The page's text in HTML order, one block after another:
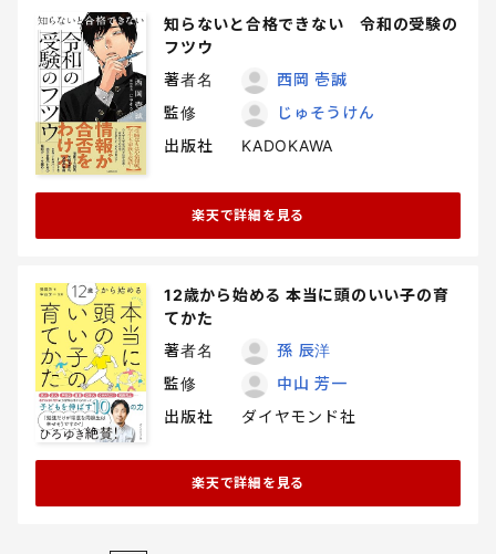
知らないと合格できない 令和の受験の
フツウ
著者名
西岡 壱誠
監修
じゅそうけん
出版社
KADOKAWA
楽天で詳細を見る
12歳から始める 本当に頭のいい子の育
てかた
著者名
孫 辰洋
監修
中山 芳一
出版社
ダイヤモンド社
楽天で詳細を見る